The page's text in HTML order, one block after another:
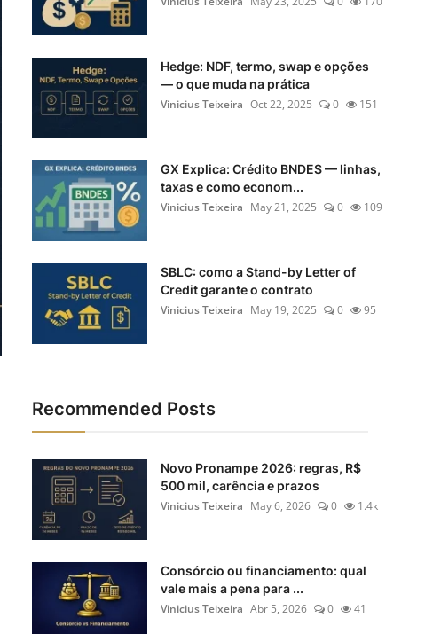
Hedge: NDF, termo, swap e opções
— o que muda na prática
Vinicius Teixeira Oct 22, 2025 0 151
GX Explica: Crédito BNDES — linhas,
taxas e como econom...
Vinicius Teixeira May 21, 2025 0 109
SBLC: como a Stand-by Letter of
Credit garante o contrato
Vinicius Teixeira May 19, 2025 0 95
Recommended Posts
Novo Pronampe 2026: regras, R$
500 mil, carência e prazos
Vinicius Teixeira May 6, 2026 0 1.4k
Consórcio ou financiamento: qual
vale mais a pena para ...
Vinicius Teixeira Abr 5, 2026 0 41